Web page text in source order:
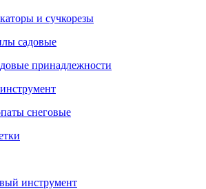
и сучкорезы
садовые
принадлежности
снеговые
инструмент